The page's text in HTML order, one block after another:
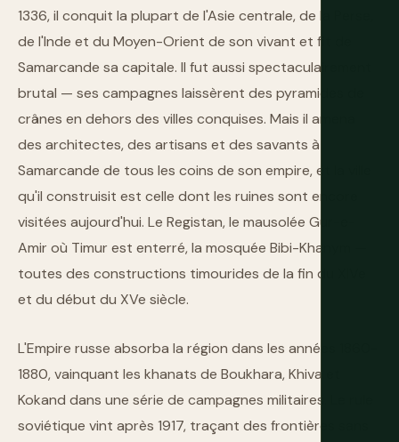
1336, il conquit la plupart de l'Asie centrale, de la Perse,
de l'Inde et du Moyen-Orient de son vivant et fit de
Samarcande sa capitale. Il fut aussi spectaculairement
brutal — ses campagnes laissèrent des pyramides de
crânes en dehors des villes conquises. Mais il amena
des architectes, des artisans et des savants à
Samarcande de tous les coins de son empire, et la ville
qu'il construisit est celle dont les ruines sont encore
visitées aujourd'hui. Le Registan, le mausolée Gur-e-
Amir où Timur est enterré, la mosquée Bibi-Khanym —
toutes des constructions timourides de la fin du XIVe
et du début du XVe siècle.
L'Empire russe absorba la région dans les années 1860-
1880, vainquant les khanats de Boukhara, Khiva et
Kokand dans une série de campagnes militaires. Le rule
soviétique vint après 1917, traçant des frontières sans